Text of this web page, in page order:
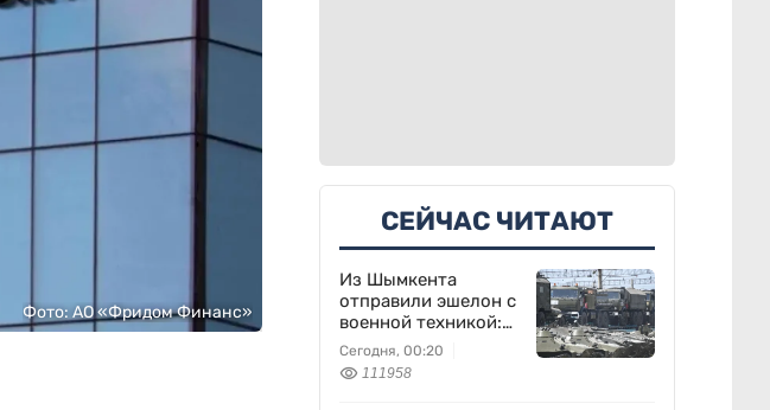
Фото: АО «Фридом Финанс»
СЕЙЧАС ЧИТАЮТ
Из Шымкента
отправили эшелон с
военной техникой:
что известно
Сегодня, 00:20
111958